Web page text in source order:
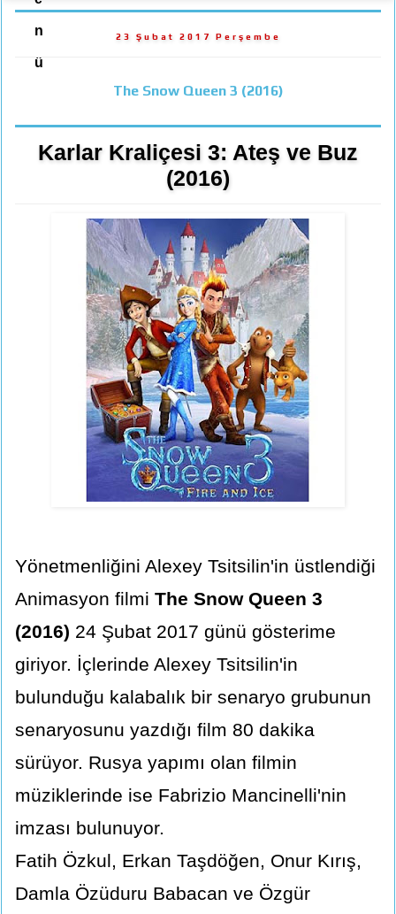
n
ü
23 Şubat 2017 Perşembe
The Snow Queen 3 (2016)
Karlar Kraliçesi 3: Ateş ve Buz
(2016)
Yönetmenliğini Alexey Tsitsilin'in üstlendiği
Animasyon filmi The Snow Queen 3
(2016) 24 Şubat 2017 günü gösterime
giriyor. İçlerinde Alexey Tsitsilin'in
bulunduğu kalabalık bir senaryo grubunun
senaryosunu yazdığı film 80 dakika
sürüyor. Rusya yapımı olan filmin
müziklerinde ise Fabrizio Mancinelli'nin
imzası bulunuyor.
Fatih Özkul, Erkan Taşdöğen, Onur Kırış,
Damla Özüduru Babacan ve Özgür